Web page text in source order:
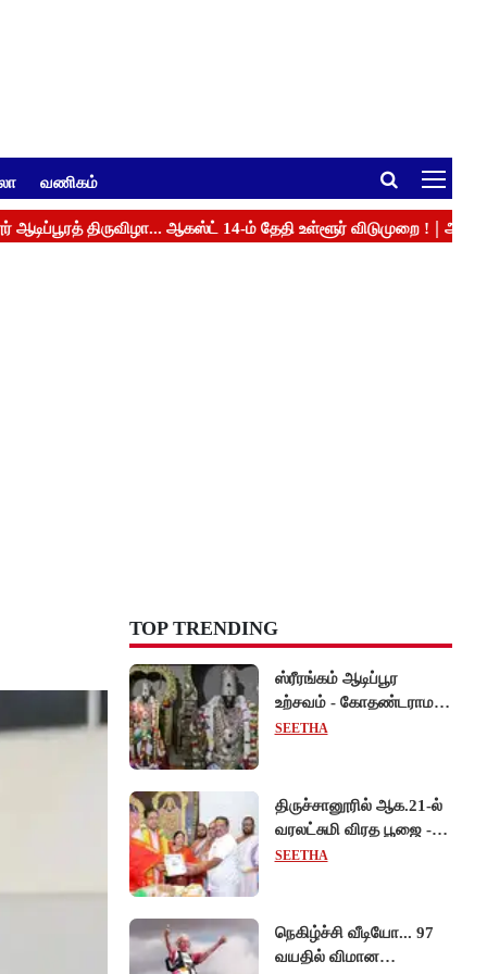
வணிகம்
TOP TRENDING
ஸ்ரீரங்கம் ஆடிப்பூர
உற்சவம் - கோதண்டராமர்
திருக்கோலத்தில்
SEETHA
திருச்சானூரில் ஆக.21-ல்
வரலட்சுமி விரத பூஜை -
தேவஸ்தான அறங்காவலர்
SEETHA
நெகிழ்ச்சி வீடியோ... 97
வயதில் விமான